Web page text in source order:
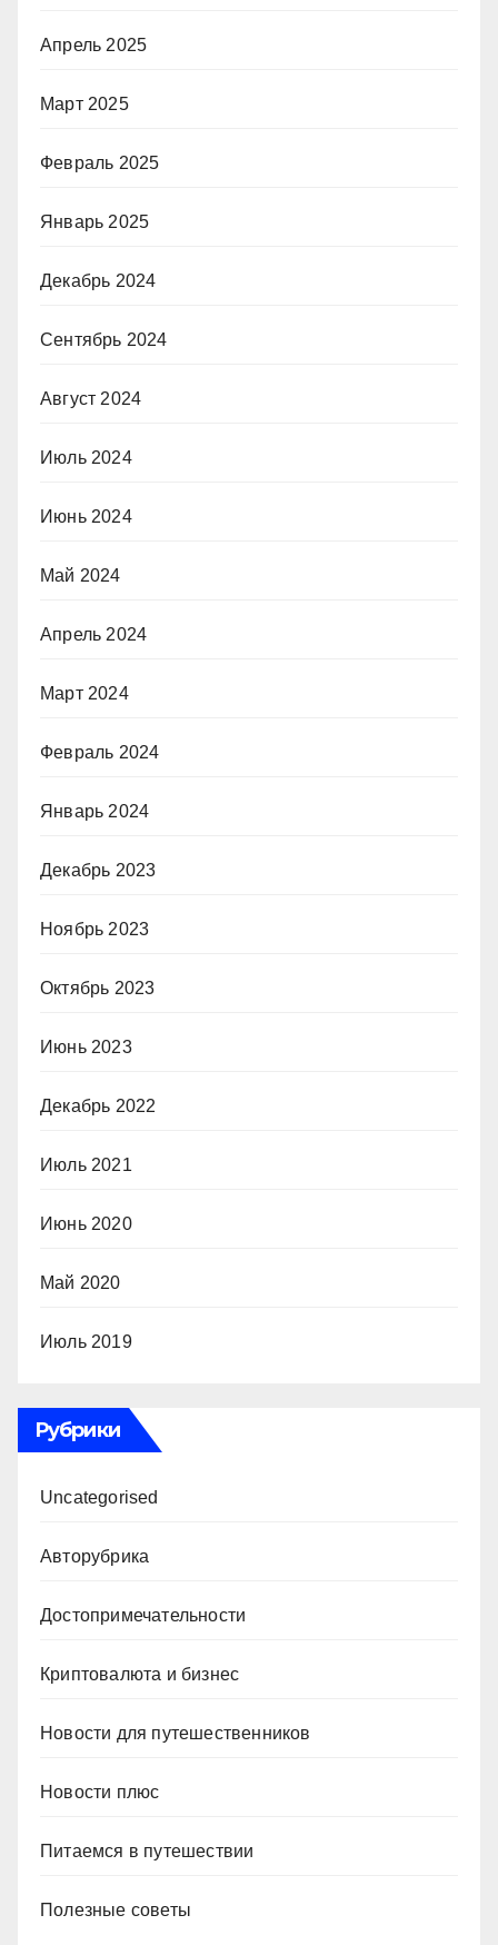
Апрель 2025
Март 2025
Февраль 2025
Январь 2025
Декабрь 2024
Сентябрь 2024
Август 2024
Июль 2024
Июнь 2024
Май 2024
Апрель 2024
Март 2024
Февраль 2024
Январь 2024
Декабрь 2023
Ноябрь 2023
Октябрь 2023
Июнь 2023
Декабрь 2022
Июль 2021
Июнь 2020
Май 2020
Июль 2019
Рубрики
Uncategorised
Авторубрика
Достопримечательности
Криптовалюта и бизнес
Новости для путешественников
Новости плюс
Питаемся в путешествии
Полезные советы